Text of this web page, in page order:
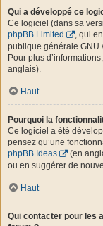
Qui a développé ce
Ce logiciel (dans sa
phpBB Limited
, qui
publique générale GNU
Pour plus
anglais).
Haut
Pourquoi la
Ce logiciel a été
pensez qu’une
phpBB Ideas
(en
ou en suggérer de
Haut
Qui contacter pour les